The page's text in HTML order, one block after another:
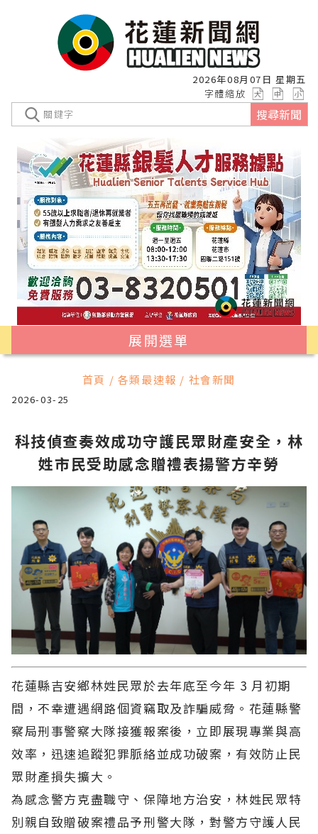
2026年08月07日 星期五
字體縮放
搜尋新聞
展開選單
首頁 / 各類最速報 / 社會新聞
2026-03-25
科技偵查奏效成功守護民眾財產安全，林
姓市民受助感念贈禮表揚警方辛勞
花蓮縣吉安鄉林姓民眾於去年底至今年 3 月初期
間，不幸遭遇網路個資竊取及詐騙威脅。花蓮縣警
察局刑事警察大隊接獲報案後，立即展現專業與高
效率，迅速追蹤犯罪脈絡並成功破案，有效防止民
眾財產損失擴大。
為感念警方克盡職守、保障地方治安，林姓民眾特
別親自致贈破案禮品予刑警大隊，對警方守護人民